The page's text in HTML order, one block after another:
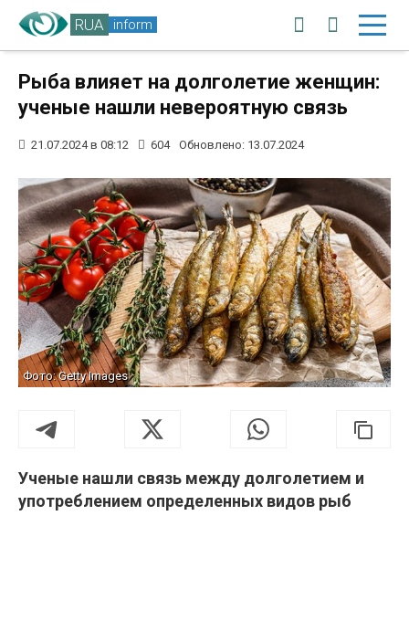
RUA inform
Рыба влияет на долголетие женщин:
ученые нашли невероятную связь
21.07.2024 в 08:12 604 Обновлено: 13.07.2024
Фото: Getty Images
Ученые нашли связь между долголетием и
употреблением определенных видов рыб